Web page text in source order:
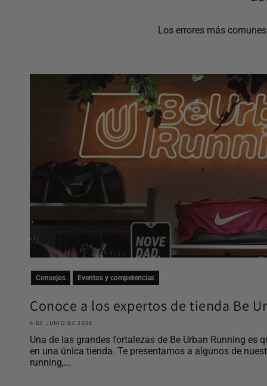
Los errores más
Consejos Eventos y competencias
Conoce a los expertos de tienda Be
6 DE JUNIO DE 2026
Una de las grandes fortalezas de Be Urban Running es
en una única tienda. Te presentamos a algunos de
running,...